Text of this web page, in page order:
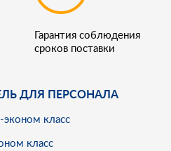
Гарантия соблюдения
сроков поставки
ДЛЯ ПЕРСОНАЛА
эконом класс
класс